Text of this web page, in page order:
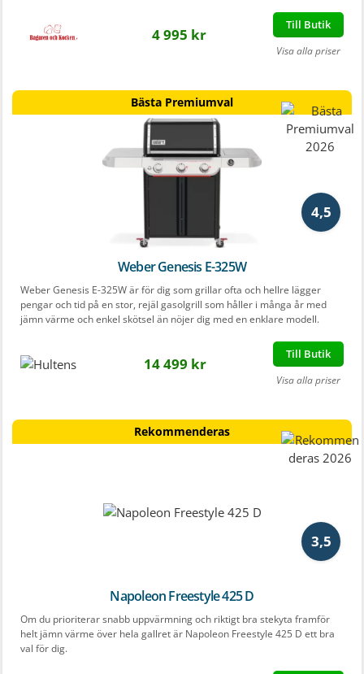
4 995 kr
Till Butik
Visa alla priser
Bästa Premiumval
4,5
Weber Genesis E-325W
Weber Genesis E-325W är för dig som grillar ofta och hellre lägger
pengar och tid på en stor, rejäl gasolgrill som håller i många år med
jämn värme och enkel skötsel än nöjer dig med en enklare modell.
14 499 kr
Till Butik
Visa alla priser
Rekommenderas
3,5
Napoleon Freestyle 425 D
Om du prioriterar snabb uppvärmning och riktigt bra stekyta framför
helt jämn värme över hela gallret är Napoleon Freestyle 425 D ett bra
val för dig.